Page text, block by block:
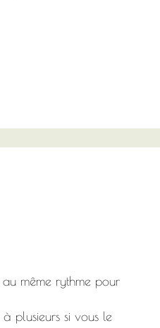
même rythme pour
plusieurs si vous le